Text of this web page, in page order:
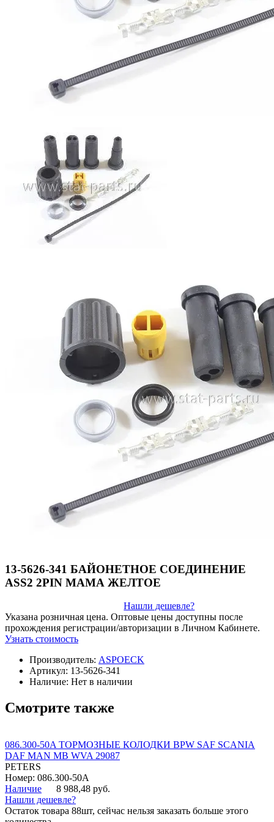
13-5626-341 БАЙОНЕТНОЕ СОЕДИНЕНИЕ
ASS2 2PIN МАМА ЖЕЛТОЕ
Нашли дешевле?
Указана розничная цена. Оптовые цены доступны после
прохождения регистрации/авторизации в Личном Кабинете.
Узнать стоимость
Производитель: ASPOECK
Артикул: 13-5626-341
Наличие: Нет в наличии
Смотрите также
086.300-50A ТОРМОЗНЫЕ КОЛОДКИ BPW SAF SCANIA
DAF MAN MB WVA 29087
PETERS
Номер: 086.300-50A
Наличие
8 988,48 руб.
Нашли дешевле?
Остаток товара 88шт, сейчас нельзя заказать больше этого